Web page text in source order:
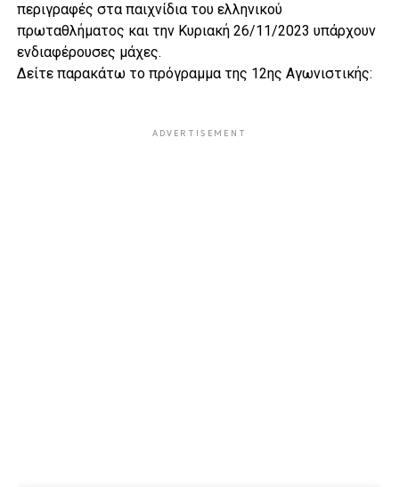
περιγραφές στα παιχνίδια του ελληνικού
πρωταθλήματος και την Κυριακή 26/11/2023 υπάρχουν
ενδιαφέρουσες μάχες.
Δείτε παρακάτω το πρόγραμμα της 12ης Αγωνιστικής:
ADVERTISEMENT